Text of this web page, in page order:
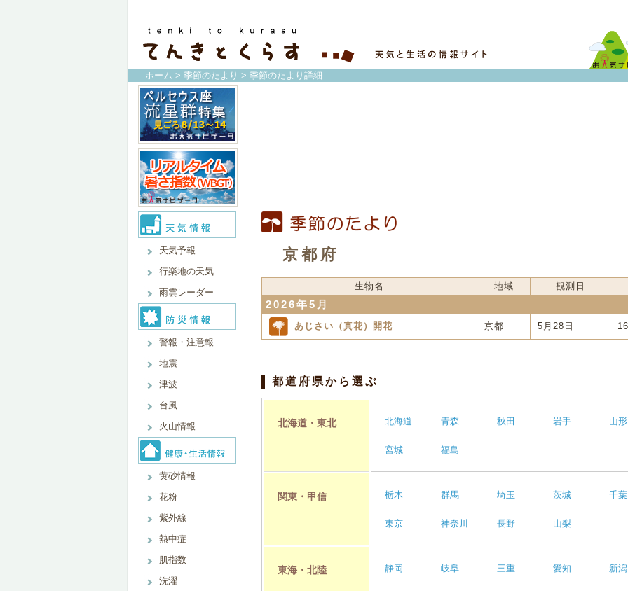
ホーム > 季節のたより > 季節のたより詳細
天気予報
行楽地の天気
雨雲レーダー
警報・注意報
地震
津波
台風
火山情報
黄砂情報
花粉
紫外線
熱中症
肌指数
洗濯
京都府
生物名 地域 観測日
2026年5月
あじさい（真花）開花 京都 5月28日
都道府県から選ぶ
北海道・東北 北海道 青森 秋田 岩手 山形
宮城 福島
関東・甲信 栃木 群馬 埼玉 茨城 千葉
東京 神奈川 長野 山梨
東海・北陸 静岡 岐阜 三重 愛知 新潟